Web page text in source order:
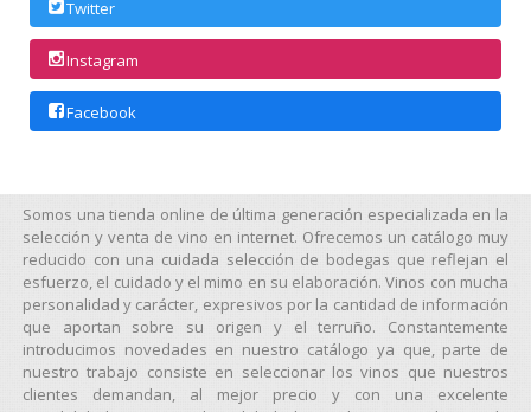
Twitter
Instagram
Facebook
Somos una tienda online de última generación especializada en la
selección y venta de vino en internet. Ofrecemos un catálogo muy
reducido con una cuidada selección de bodegas que reflejan el
esfuerzo, el cuidado y el mimo en su elaboración. Vinos con mucha
personalidad y carácter, expresivos por la cantidad de información
que aportan sobre su origen y el terruño. Constantemente
introducimos novedades en nuestro catálogo ya que, parte de
nuestro trabajo consiste en seleccionar los vinos que nuestros
clientes demandan, al mejor precio y con una excelente